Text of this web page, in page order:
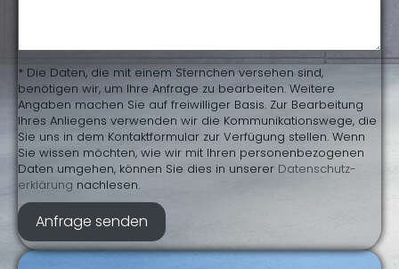
* Die Daten, die mit einem Sternchen versehen sind,
benötigen wir, um Ihre Anfrage zu bearbeiten. Weitere
Angaben machen Sie auf freiwilliger Basis. Zur Bearbeitung
Ihres Anliegens verwenden wir die Kommunikationswege, die
Sie uns in dem Kontaktformular zur Verfügung stellen. Wenn
Sie wissen möchten, wie wir mit Ihren personenbezogenen
Daten umgehen, können Sie dies in unserer Daten­schutz­
erklärung nachlesen.